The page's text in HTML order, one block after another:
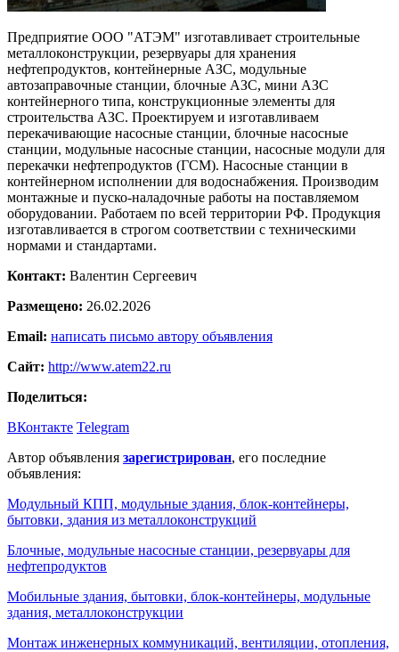
Предприятие ООО "АТЭМ" изготавливает строительные
металлоконструкции, резервуары для хранения
нефтепродуктов, контейнерные АЗС, модульные
автозаправочные станции, блочные АЗС, мини АЗС
контейнерного типа, конструкционные элементы для
строительства АЗС. Проектируем и изготавливаем
перекачивающие насосные станции, блочные насосные
станции, модульные насосные станции, насосные модули для
перекачки нефтепродуктов (ГСМ). Насосные станции в
контейнерном исполнении для водоснабжения. Производим
монтажные и пуско-наладочные работы на поставляемом
оборудовании. Работаем по всей территории РФ. Продукция
изготавливается в строгом соответствии с техническими
нормами и стандартами.
Контакт: Валентин Сергеевич
Размещено: 26.02.2026
Email: написать письмо автору объявления
Сайт: http://www.atem22.ru
Поделиться:
ВКонтакте Telegram
Автор объявления зарегистрирован, его последние
объявления:
Модульный КПП, модульные здания, блок-контейнеры,
бытовки, здания из металлоконструкций
Блочные, модульные насосные станции, резервуары для
нефтепродуктов
Мобильные здания, бытовки, блок-контейнеры, модульные
здания, металлоконструкции
Монтаж инженерных коммуникаций, вентиляции, отопления,